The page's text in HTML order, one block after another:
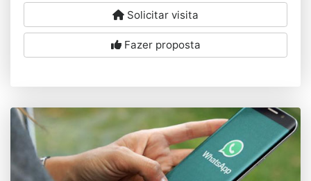
Solicitar visita
Fazer proposta